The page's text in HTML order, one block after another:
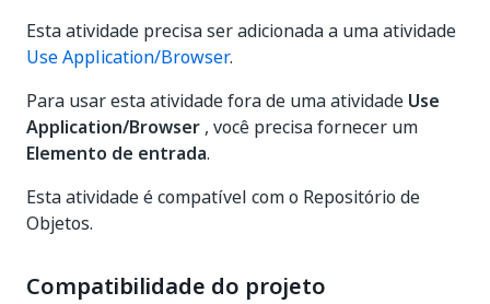
Esta atividade precisa ser adicionada a uma atividade
Use Application/Browser.
Para usar esta atividade fora de uma atividade Use
Application/Browser , você precisa fornecer um
Elemento de entrada.
Esta atividade é compatível com o Repositório de
Objetos.
Compatibilidade do projeto